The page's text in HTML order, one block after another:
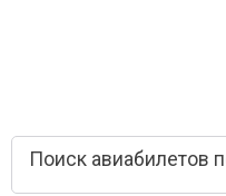
Поиск авиабилетов